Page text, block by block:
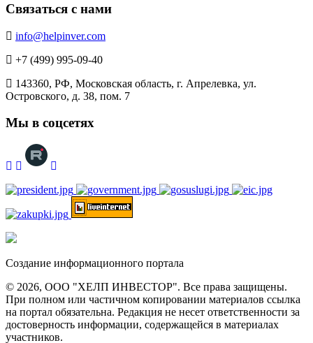
Связаться с нами
info@helpinver.com
+7 (499) 995-09-40
143360, РФ, Московская область, г. Апрелевка, ул.
Островского, д. 38, пом. 7
Мы в соцсетях
Создание информационного портала
© 2026, ООО "ХЕЛП ИНВЕСТОР". Все права защищены.
При полном или частичном копировании материалов ссылка
на портал обязательна. Редакция не несет ответственности за
достоверность информации, содержащейся в материалах
участников.